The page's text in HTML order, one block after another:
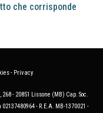
che corrisponde
- Privacy
- 20851 Lissone (MB) Cap. Soc.
- R.E.A. MB-1370021 -